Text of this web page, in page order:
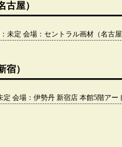
屋）
未定 会場：セントラル画材（名古屋
）
定 会場：伊勢丹 新宿店 本館5階アー